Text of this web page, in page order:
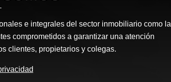
e integrales del sector inmobiliario como la
comprometidos a garantizar una atención
clientes, propietarios y colegas.